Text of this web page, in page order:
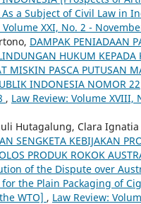
a Subject of Civil Law in
Volume XXI, No. 2 -
DAMPAK PENIADAAN
HUKUM KEPADA
MISKIN PASCA PUTUSAN
INDONESIA NOMOR 22
, Law Review: Volume XVIII,
Hutagalung, Clara
SENGKETA KEBIJAKAN
PRODUK ROKOK
of the Dispute over
the Plain Packaging of
WTO] , Law Review: